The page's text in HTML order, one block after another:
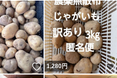
いいね！
1,280円